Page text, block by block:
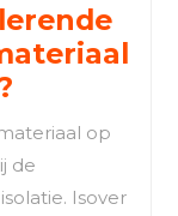
op
de
Isover